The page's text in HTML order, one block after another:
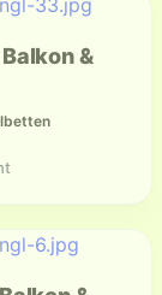
&